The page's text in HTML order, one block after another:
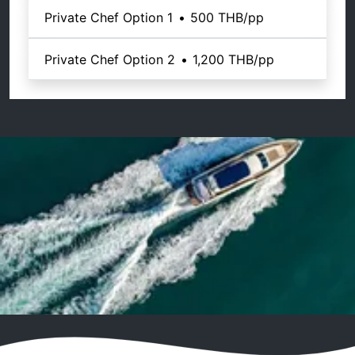
Private Chef Option 1 • 500 THB/pp
Private Chef Option 2 • 1,200 THB/pp